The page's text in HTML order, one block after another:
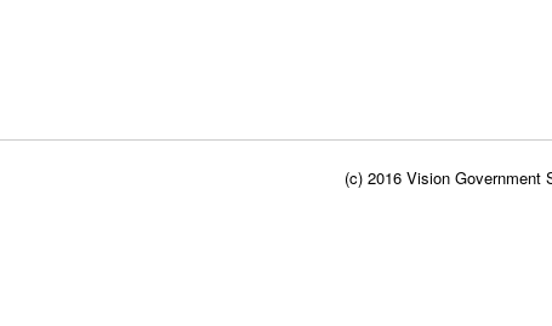
(c) 2016 Vision Government